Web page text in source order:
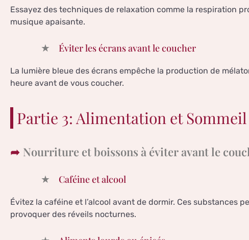
Essayez des techniques de relaxation comme la respiration
musique apaisante.
Éviter les écrans avant le coucher
La lumière bleue des écrans empêche la production de
heure avant de vous coucher.
Partie 3: Alimentation et Sommeil
Nourriture et boissons à éviter avant le
Caféine et alcool
Évitez la caféine et l’alcool avant de dormir. Ces substances
provoquer des réveils nocturnes.